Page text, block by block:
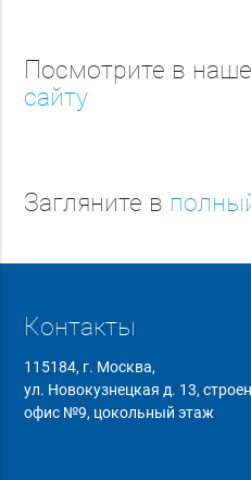
Посмотрите в
сайту
Загляните в
Контакты
115184, г. Москва,
ул. Новокузнецкая д. 13,
офис №9, цокольный этаж